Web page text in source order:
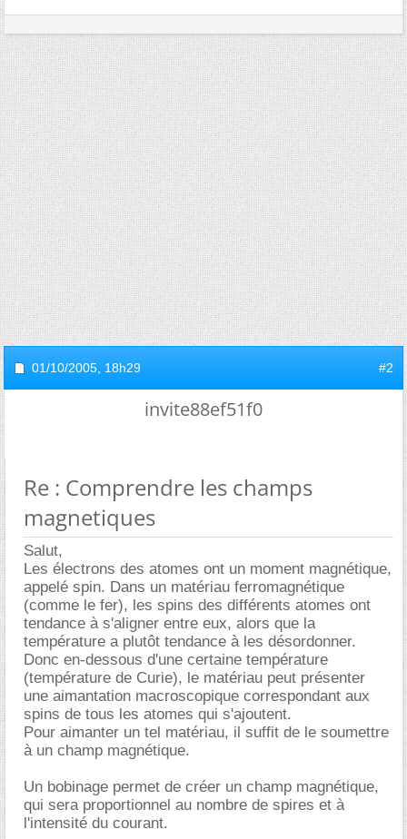
01/10/2005, 18h29 #2
invite88ef51f0
Re : Comprendre les champs
magnetiques
Salut,
Les électrons des atomes ont un moment magnétique,
appelé spin. Dans un matériau ferromagnétique
(comme le fer), les spins des différents atomes ont
tendance à s'aligner entre eux, alors que la
température a plutôt tendance à les désordonner.
Donc en-dessous d'une certaine température
(température de Curie), le matériau peut présenter
une aimantation macroscopique correspondant aux
spins de tous les atomes qui s'ajoutent.
Pour aimanter un tel matériau, il suffit de le soumettre
à un champ magnétique.
Un bobinage permet de créer un champ magnétique,
qui sera proportionnel au nombre de spires et à
l'intensité du courant.